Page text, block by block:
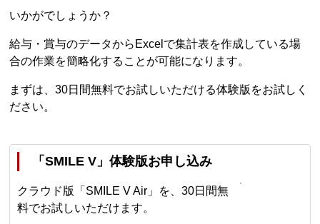
いかがでしょうか？
給与・賞与のデータからExcelで集計表を作成している場
合の作業を簡略化することが可能になります。
まずは、30日間無料でお試しいただける体験版をお試しく
ださい。
「SMILE V」体験版お申し込み
クラウド版「SMILE V Air」を、30日間無
料でお試しいただけます。